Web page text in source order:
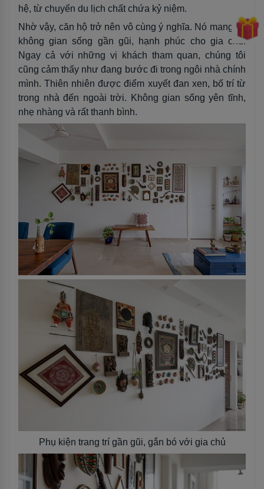
hệ, từ chuyến du lịch chất chứa kỷ niệm.
Nhờ vậy, căn hộ trở nên vô cùng ý nghĩa. Nó mang lại
không gian sống gần gũi, hạnh phúc cho gia chủ.
Ngay cả với những vị khách tham quan, chúng tôi
cũng cảm thấy như đang bước đi trong ngôi nhà chính
mình. Thiên nhiên được điểm xuyết đan xen, bố trí từ
trong nhà đến ngoài trời. Không gian sống yên tĩnh,
nhẹ nhàng và rất thanh bình.
Phụ kiện trang trí gần gũi, gắn bó với gia chủ